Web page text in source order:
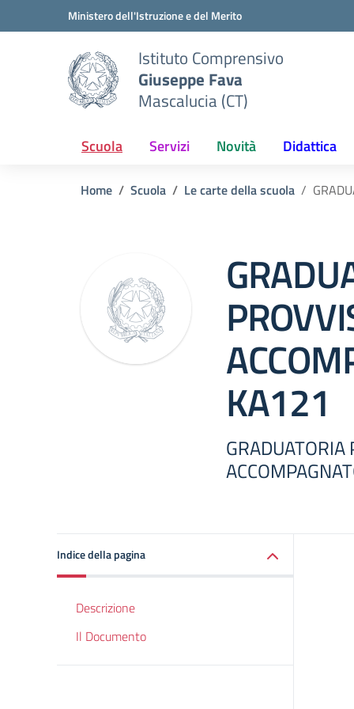
Vai ai contenuti
Vai al menu di navigazioneMinistero dell'Istruzione e del Merito
Istituto Comprensivo
Giuseppe Fava
Mascalucia (CT)
Scuola Servizi Novità Didattica
Home Scuola Le carte della scuola
KA121
GRADUATORIA
Indice della pagina
Descrizione
Il Documento